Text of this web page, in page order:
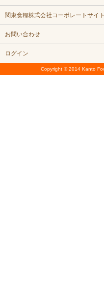
関東食糧株式会社コーポレートサイト
お問い合わせ
ログイン
Copyright © 2014 Kanto